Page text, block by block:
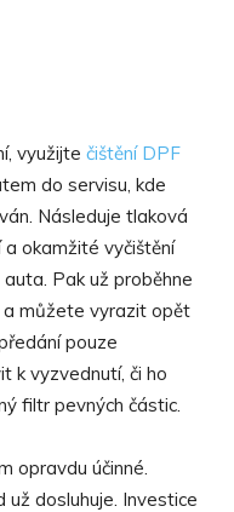
využijte čištění DPF
do servisu, kde
Následuje tlaková
a okamžité vyčištění
Pak už proběhne
můžete vyrazit opět
pouze
k vyzvednutí, či ho
filtr pevných částic.
opravdu účinné.
dosluhuje. Investice